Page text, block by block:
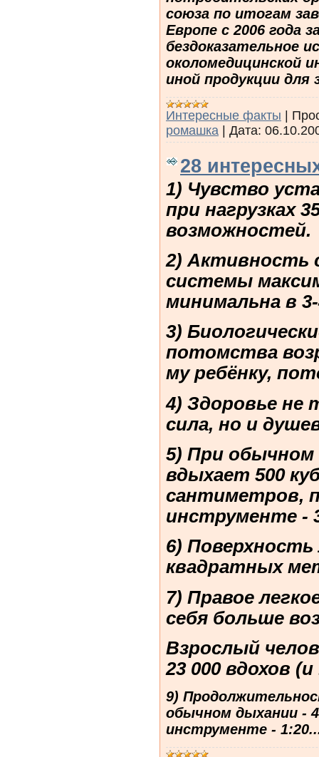
союза по итогам
Европе с 2006 года
бездоказательное
околомедицинской
иной продукции для
Интересные факты |
ромашка | Дата:
28
1) Чувство
при нагрузках
возможностей.
2) Активность
системы
минимальна в 3-
3)
потомства
му ребёнку,
4) Здоровье не
сила, но и
5) При обычном
вдыхает 500
сантиметров,
инструменте -
6) Поверхность
квадратных
7) Правое
себя больше
Взрослый
23 000 вдохов
9)
обычном дыхании -
инструменте -